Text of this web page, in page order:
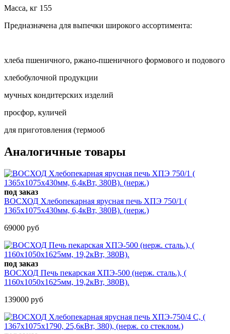
Масса, кг 155
Предназначена для выпечки широкого ассортимента:
хлеба пшеничного, ржано-пшеничного формового и подового
хлебобулочной продукции
мучных кондитерских изделий
просфор, куличей
для приготовления (термооб
Аналогичные товары
под заказ
ВОСХОД Хлебопекарная ярусная печь ХПЭ 750/1 (
1365x1075x430мм, 6,4кВт, 380В). (нерж.)
69000 руб
под заказ
ВОСХОД Печь пекарская ХПЭ-500 (нерж. сталь.), (
1160х1050х1625мм, 19,2кВт, 380В).
139000 руб